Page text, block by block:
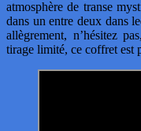
atmosphère de transe
dans un entre deux dans
allègrement, n’hésitez
tirage limité, ce coffret est